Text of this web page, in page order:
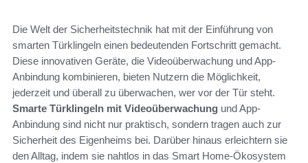
Die Welt der Sicherheitstechnik hat mit der Einführung von
smarten Türklingeln einen bedeutenden Fortschritt gemacht.
Diese innovativen Geräte, die Videoüberwachung und App-
Anbindung kombinieren, bieten Nutzern die Möglichkeit,
jederzeit und überall zu überwachen, wer vor der Tür steht.
Smarte Türklingeln mit Videoüberwachung und App-
Anbindung sind nicht nur praktisch, sondern tragen auch zur
Sicherheit des Eigenheims bei. Darüber hinaus erleichtern sie
den Alltag, indem sie nahtlos in das Smart Home-Ökosystem